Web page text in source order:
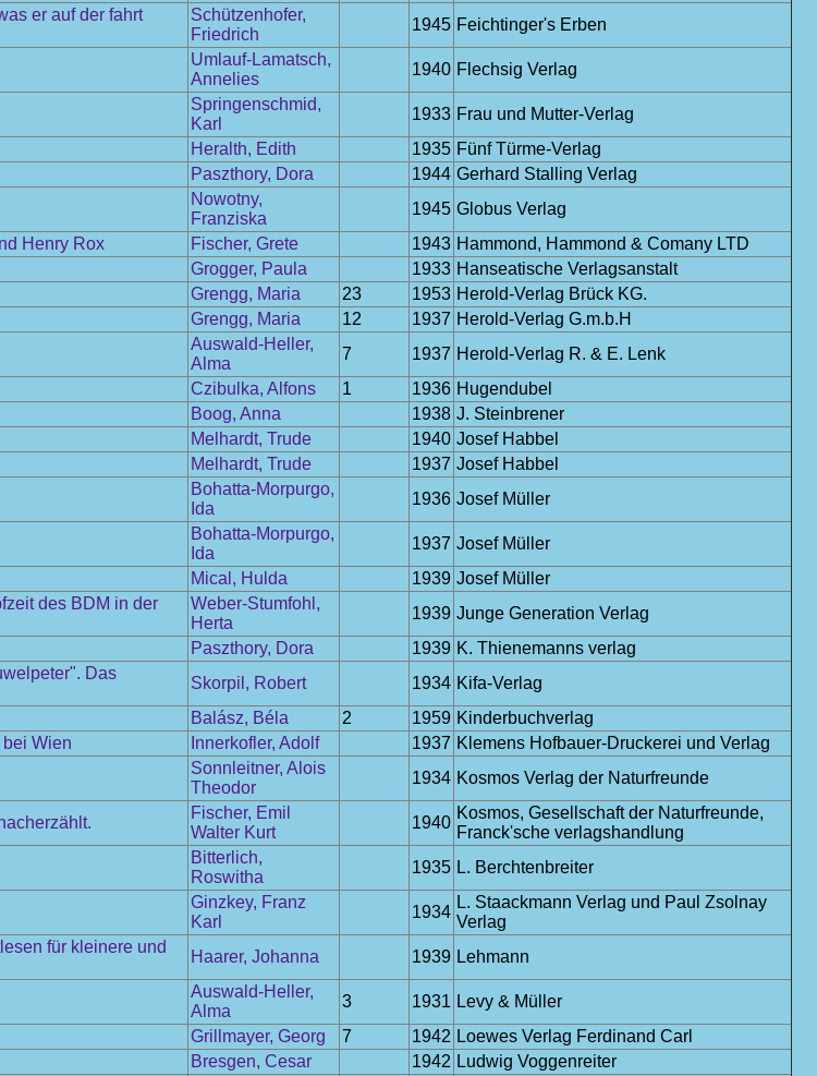
er auf der fahrt
Schützenhofer,
Friedrich
1945 Feichtinger's Erben
Umlauf-Lamatsch,
Annelies
1940 Flechsig Verlag
Springenschmid,
Karl
1933 Frau und Mutter-Verlag
Heralth, Edith 1935 Fünf Türme-Verlag
Paszthory, Dora 1944 Gerhard Stalling Verlag
Nowotny,
Franziska
1945 Globus Verlag
Henry Rox
Fischer, Grete 1943 Hammond, Hammond & Comany LTD
Grogger, Paula 1933 Hanseatische Verlagsanstalt
Grengg, Maria 23 1953 Herold-Verlag Brück KG.
Grengg, Maria 12 1937 Herold-Verlag G.m.b.H
Auswald-Heller,
Alma
7 1937 Herold-Verlag R. & E. Lenk
Czibulka, Alfons 1 1936 Hugendubel
Boog, Anna 1938 J. Steinbrener
Melhardt, Trude 1940 Josef Habbel
Melhardt, Trude 1937 Josef Habbel
Bohatta-Morpurgo,
Ida
1936 Josef Müller
Bohatta-Morpurgo,
Ida
1937 Josef Müller
Mical, Hulda 1939 Josef Müller
des BDM in der
Weber-Stumfohl,
Herta
1939 Junge Generation Verlag
Paszthory, Dora 1939 K. Thienemanns verlag
Das
Skorpil, Robert 1934 Kifa-Verlag
Balász, Béla 2 1959 Kinderbuchverlag
Wien
Innerkofler, Adolf 1937 Klemens Hofbauer-Druckerei und Verlag
Sonnleitner, Alois
Theodor
1934 Kosmos Verlag der Naturfreunde
Fischer, Emil
Walter Kurt
1940
Kosmos, Gesellschaft der Naturfreunde,
Franck'sche verlagshandlung
Bitterlich,
Roswitha
1935 L. Berchtenbreiter
Ginzkey, Franz
Karl
1934
L. Staackmann Verlag und Paul Zsolnay
Verlag
für kleinere und
Haarer, Johanna 1939 Lehmann
Auswald-Heller,
Alma
3 1931 Levy & Müller
Grillmayer, Georg 7 1942 Loewes Verlag Ferdinand Carl
Bresgen, Cesar 1942 Ludwig Voggenreiter